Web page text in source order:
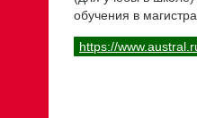
обучения в
https://